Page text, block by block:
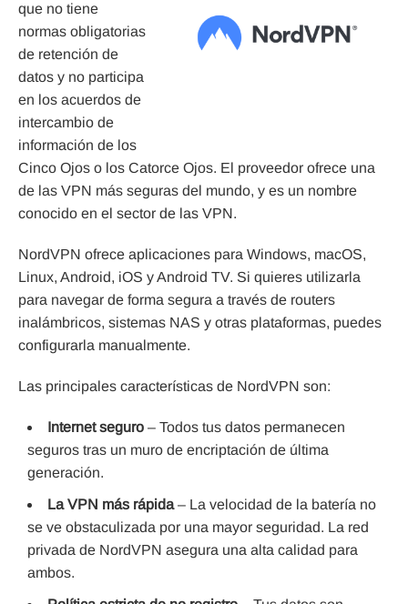
que no tiene
normas obligatorias
de retención de
datos y no participa
en los acuerdos de
intercambio de
información de los
Cinco Ojos o los Catorce Ojos. El proveedor ofrece una
de las VPN más seguras del mundo, y es un nombre
conocido en el sector de las VPN.
NordVPN ofrece aplicaciones para Windows, macOS,
Linux, Android, iOS y Android TV. Si quieres utilizarla
para navegar de forma segura a través de routers
inalámbricos, sistemas NAS y otras plataformas, puedes
configurarla manualmente.
Las principales características de NordVPN son:
Internet seguro – Todos tus datos permanecen
seguros tras un muro de encriptación de última
generación.
La VPN más rápida– La velocidad de la batería no
se ve obstaculizada por una mayor seguridad. La red
privada de NordVPN asegura una alta calidad para
ambos.